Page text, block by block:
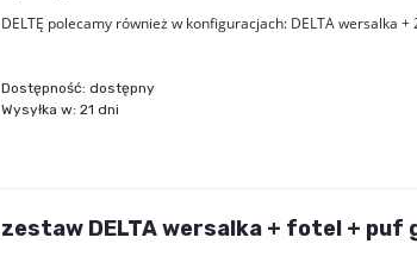
DELTĘ polecamy również w konfiguracjach: DELTA wersalka
Dostępność: dostępny
Wysyłka w: 21 dni
zestaw DELTA wersalka + fotel +